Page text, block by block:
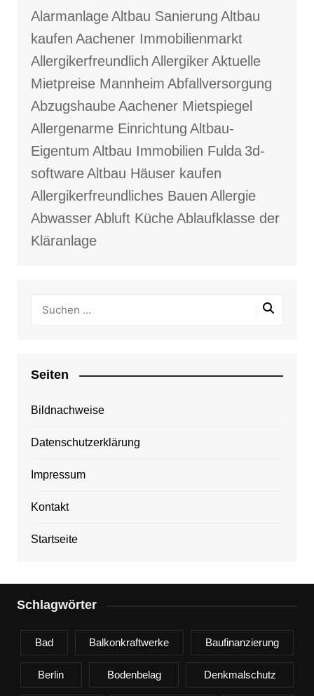
AlarmanlageAltbau Sanierung Altbau
kaufen Aachener Immobilienmarkt
Allergikerfreundlich AllergikerAktuelle
Mietpreise Mannheim Abfallversorgung
AbzugshaubeAachener Mietspiegel
Allergenarme Einrichtung Altbau-
Eigentum Altbau Immobilien Fulda 3d-
softwareAltbau Häuser kaufen
Allergikerfreundliches Bauen Allergie
AbwasserAbluft KücheAblaufklasse der
Kläranlage
Seiten
Bildnachweise
Datenschutzerklärung
Impressum
Kontakt
Startseite
Schlagwörter
Bad Balkonkraftwerke Baufinanzierung
Berlin Bodenbelag Denkmalschutz